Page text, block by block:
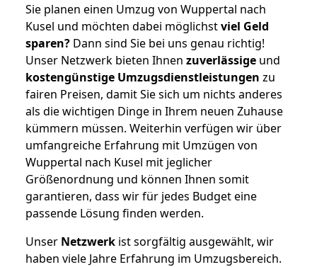
Sie planen einen Umzug von Wuppertal nach
Kusel und möchten dabei möglichstviel Geld
sparen? Dann sind Sie bei uns genau richtig!
Unser Netzwerk bieten Ihnen zuverlässige und
kostengünstige Umzugsdienstleistungen zu
fairen Preisen, damit Sie sich um nichts anderes
als die wichtigen Dinge in Ihrem neuen Zuhause
kümmern müssen. Weiterhin verfügen wir über
umfangreiche Erfahrung mit Umzügen von
Wuppertal nach Kusel mit jeglicher
Größenordnung und können Ihnen somit
garantieren, dass wir für jedes Budget eine
passende Lösung finden werden.
Unser Netzwerk ist sorgfältig ausgewählt, wir
haben viele Jahre Erfahrung im Umzugsbereich.